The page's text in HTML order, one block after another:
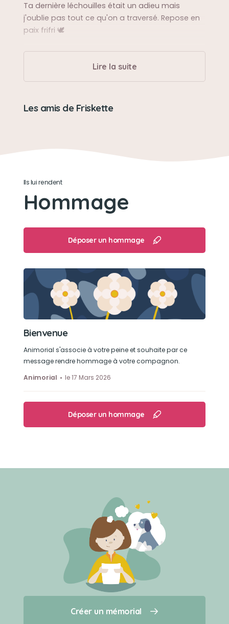
Créer un mémorial
Qui sommes-nous ?
Ta dernière léchouilles était un adieu mais
j'oublie pas tout ce qu'on a traversé. Repose en
paix frifri 🕊️
Toujours active pour les balades et adorer les
de l'endurance. N'aime pas la douche. Tu as
toujours était gentil ma fifi 🐾
Son jouet préféré
sa était la balle ⚽
Son loisir préféré
Dormir, manger et les caresses et jouet
Lire la suite
Les amis de Friskette
Ils lui rendent
Hommage
Déposer un hommage
Bienvenue
Animorial s'associe à votre peine et souhaite par ce
message rendre hommage à votre compagnon.
Animorial
le 17 Mars 2026
Déposer un hommage
Créer un mémorial